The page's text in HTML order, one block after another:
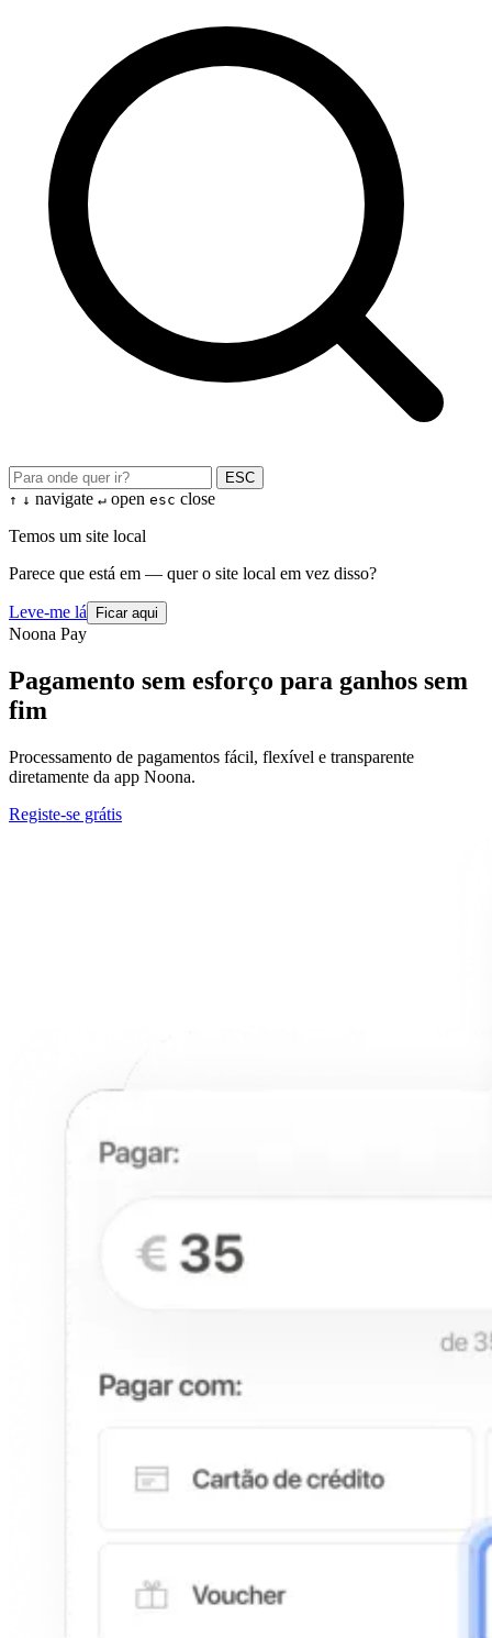
ESC
↑ ↓ navigate ↵ open esc close
Temos um site local
Parece que está em — quer o site local em vez disso?
Leve-me lá Ficar aqui
Noona Pay
Pagamento sem esforço para ganhos sem
fim
Processamento de pagamentos fácil, flexível e transparente
diretamente da app Noona.
Registe-se grátis